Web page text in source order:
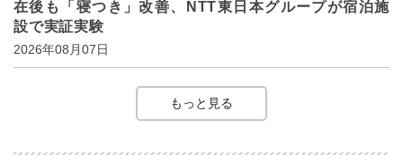
在後も「寝つき」改善、NTT東日本グループが宿泊施
設で実証実験
2026年08月07日
もっと見る